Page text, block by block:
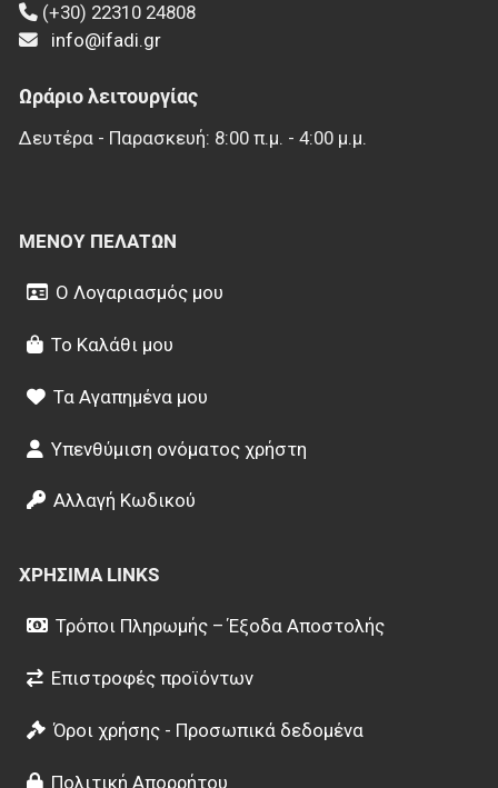
(+30) 22310 24808
info@ifadi.gr
Ωράριο λειτουργίας
Δευτέρα - Παρασκευή: 8:00 π.μ. - 4:00 μ.μ.
ΜΕΝΟΎ ΠΕΛΑΤΏΝ
Ο Λογαριασμός μου
Το Καλάθι μου
Τα Αγαπημένα μου
Υπενθύμιση ονόματος χρήστη
Αλλαγή Κωδικού
ΧΡΉΣΙΜΑ LINKS
Τρόποι Πληρωμής – Έξοδα Αποστολής
Επιστροφές προϊόντων
Όροι χρήσης - Προσωπικά δεδομένα
Πολιτική Απορρήτου